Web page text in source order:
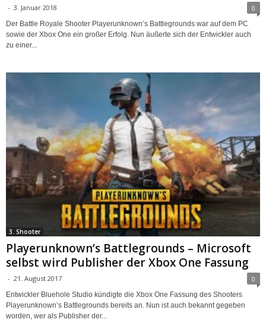
- 3. Januar 2018 0
Der Battle Royale Shooter Playerunknown’s Battlegrounds war auf dem PC
sowie der Xbox One ein großer Erfolg. Nun äußerte sich der Entwickler auch
zu einer...
3. Shooter
Playerunknown’s Battlegrounds – Microsoft
selbst wird Publisher der Xbox One Fassung
- 21. August 2017 0
Entwickler Bluehole Studio kündigte die Xbox One Fassung des Shooters
Playerunknown’s Battlegrounds bereits an. Nun ist auch bekannt gegeben
worden, wer als Publisher der...